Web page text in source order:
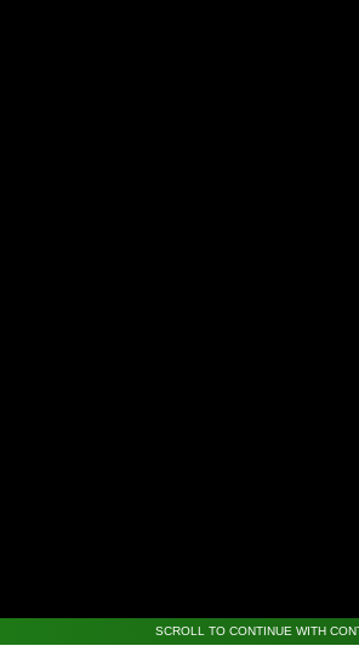
SCROLL TO CONTINUE WITH